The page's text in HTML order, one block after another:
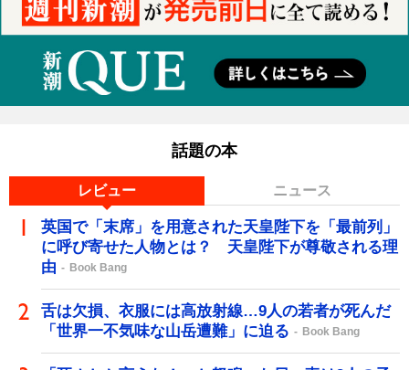
話題の本
レビュー ニュース
英国で「末席」を用意された天皇陛下を「最前列」
に呼び寄せた人物とは？ 天皇陛下が尊敬される理
由
Book Bang
舌は欠損、衣服には高放射線…9人の若者が死んだ
「世界一不気味な山岳遭難」に迫る
Book Bang